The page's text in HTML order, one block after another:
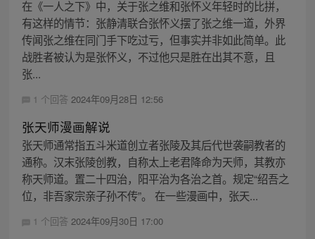
在《一人之下》中，关于张之维和张怀义年轻时的比拼，
有这样的情节：张静清联合张怀义摆了张之维一道，外界
传闻张之维在同门手下吃过亏，但事实并非如此简单。此
战胜者被认为是张怀义，不过他只是胜在出其不意，且
张...
1 个回答 2024年09月28日 12:56
张天师漫画解说
张天师通常指五斗米道创立者张陵及其后代世袭嗣教者的
通称。汉末张陵创教，自称太上老君降命为天师，其教亦
称天师道。置二十四治，阳平治为各治之首。规定“绍吾之
位，非吾家宗亲子孙不传”。 在一些漫画中，张天...
1 个回答 2024年09月30日 17:00